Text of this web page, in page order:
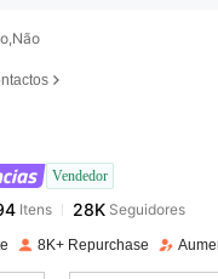
Vendedor
Itens 28KSeguidores
atrás
8K+ Repurchase